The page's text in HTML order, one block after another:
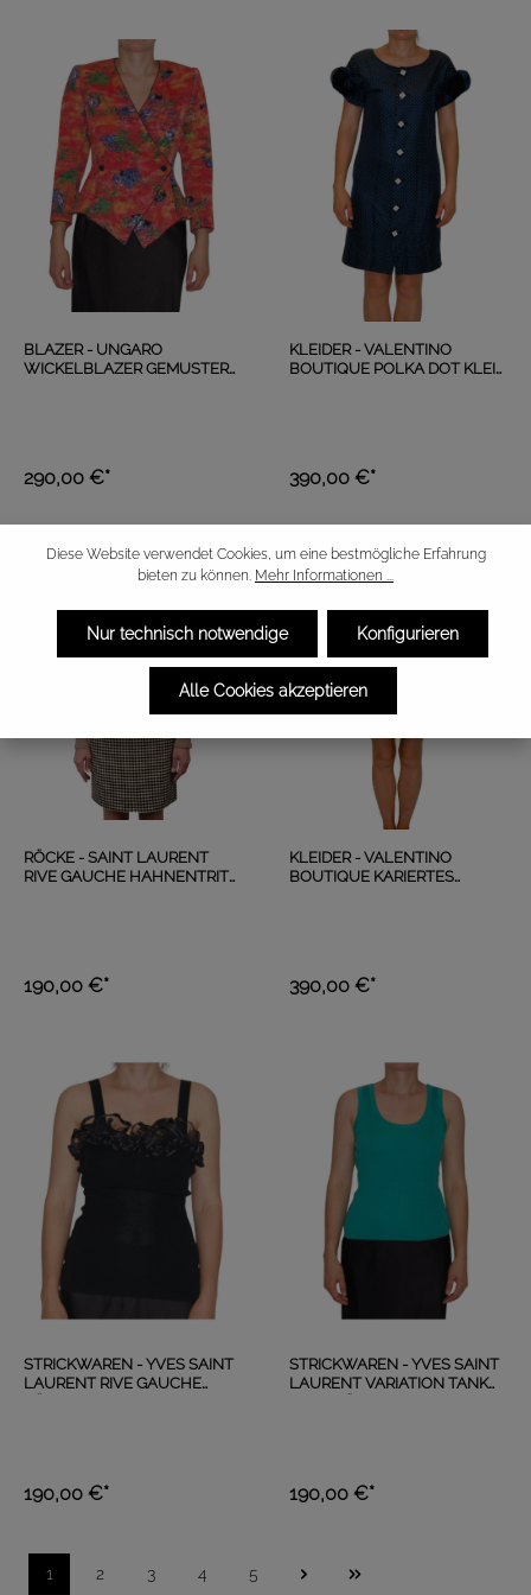
BLAZER - UNGARO
WICKELBLAZER GEMUSTERT
290,00 €*
KLEIDER - VALENTINO
BOUTIQUE POLKA DOT KLEID
390,00 €*
RÖCKE - SAINT LAURENT
RIVE GAUCHE HAHNENTRITT
190,00 €*
KLEIDER - VALENTINO
BOUTIQUE KARIERTES
390,00 €*
STRICKWAREN - YVES SAINT
LAURENT RIVE GAUCHE
190,00 €*
STRICKWAREN - YVES SAINT
LAURENT VARIATION TANK
190,00 €*
1 2 3 4 5
Diese Website verwendet Cookies, um eine bestmögliche Erfahrung
bieten zu können. Mehr Informationen ...
Nur technisch notwendige Konfigurieren
Alle Cookies akzeptieren